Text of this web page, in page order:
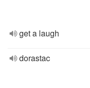
get a laugh
dorastac